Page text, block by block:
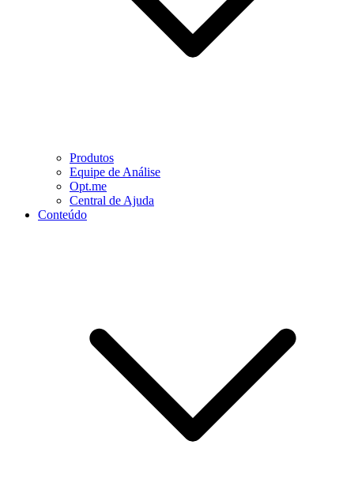
Produtos
Equipe de Análise
Opt.me
Central de Ajuda
Conteúdo